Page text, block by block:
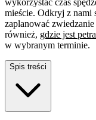
mieście. Odkryj z nami
zaplanować
również, gdzie jest petra
w wybranym terminie.
Spis treści